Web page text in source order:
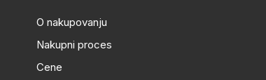
O nakupovanju
Nakupni proces
Cene